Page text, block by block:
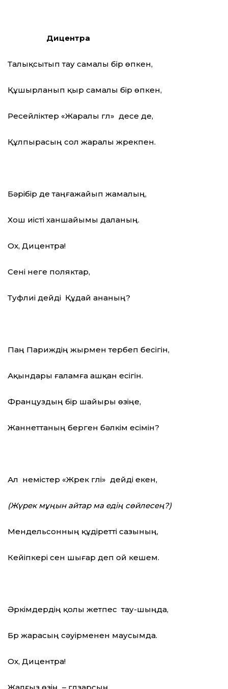
Дицентра
Талықсытып тау самалы бір өпкен,
Құшырланып қыр самалы бір өпкен,
Ресейліктер «Жаралы гүл» десе де,
Құлпырасың сол жаралы жүрекпен.
Бәрібір де таңғажайып жамалың,
Хош иісті ханшайымы даланың.
Ох, Дицентра!
Сені неге поляктар,
Туфлиі дейді Құдай ананың?
Паң Париждің жырмен тербеп бесігін,
Ақындары ғаламға ашқан есігін.
Француздың бір шайыры өзіңе,
Жаннеттаның берген бәлкім есімін?
Ал немістер «Жүрек гүлі» дейді екен,
(Жүрек мұңын айтарма едің сөйлесең?)
Мендельсонның құдіретті сазының,
Кейіпкері сен шығар деп ой кешем.
Әркімдердің қолы жетпес тау-шыңда,
Бүр жарасың сәуірменен маусымда.
Ох, Дицентра!